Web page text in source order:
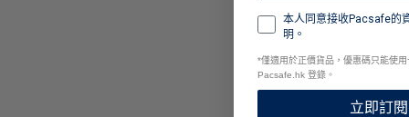
本人同意接收Pacsafe的
明。
*僅適用於正價貨品，優惠碼只能使
Pacsafe.hk 登錄。
立即訂閱